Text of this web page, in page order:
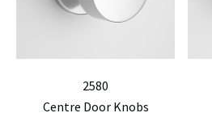
2580
Centre Door Knobs